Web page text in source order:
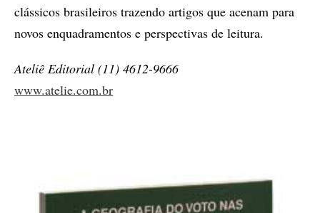
clássicos brasileiros trazendo artigos que acenam para
novos enquadramentos e perspectivas de leitura.
Ateliê Editorial (11) 4612-9666
www.atelie.com.br